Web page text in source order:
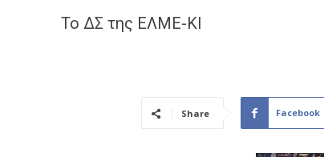
Το ΔΣ της ΕΛΜΕ-ΚΙ
Share Facebook